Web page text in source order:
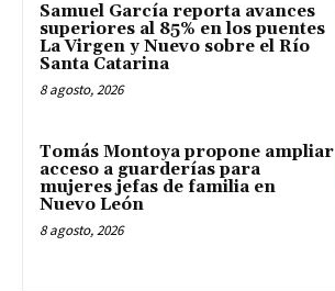
Samuel García reporta avances
superiores al 85% en los puentes
La Virgen y Nuevo sobre el Río
Santa Catarina
8 agosto, 2026
Tomás Montoya propone ampliar
acceso a guarderías para
mujeres jefas de familia en
Nuevo León
8 agosto, 2026